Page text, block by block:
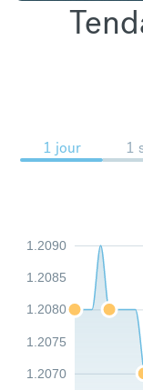
1 jour 1
1.2070
1.2075
1.2080
1.2085
1.2090